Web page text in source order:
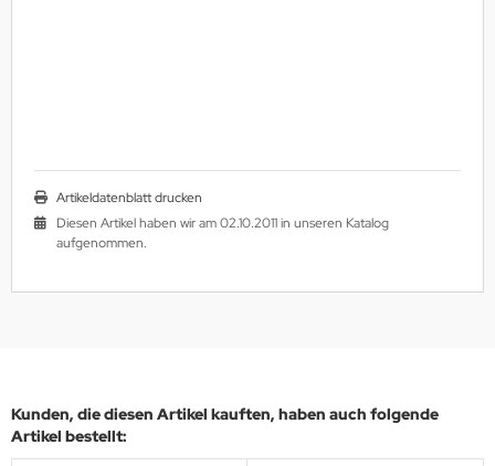
Artikeldatenblatt drucken
Diesen Artikel haben wir am 02.10.2011 in unseren Katalog
aufgenommen.
Kunden, die diesen Artikel kauften, haben auch folgende
Artikel bestellt: